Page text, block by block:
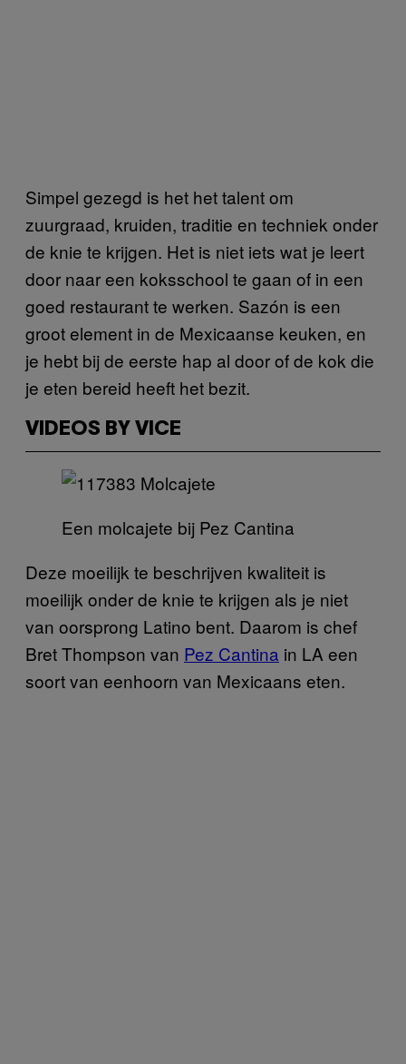
Simpel gezegd is het het talent om
zuurgraad, kruiden, traditie en techniek onder
de knie te krijgen. Het is niet iets wat je leert
door naar een koksschool te gaan of in een
goed restaurant te werken. Sazón is een
groot element in de Mexicaanse keuken, en
je hebt bij de eerste hap al door of de kok die
je eten bereid heeft het bezit.
VIDEOS BY VICE
Een molcajete bij Pez Cantina
Deze moeilijk te beschrijven kwaliteit is
moeilijk onder de knie te krijgen als je niet
van oorsprong Latino bent. Daarom is chef
Bret Thompson van Pez Cantina in LA een
soort van eenhoorn van Mexicaans eten.